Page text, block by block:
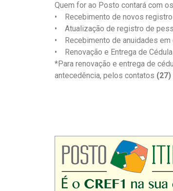
Quem for ao Posto contará com
• Recebimento de novos
• Atualização de registro de
• Recebimento de anuidades em
• Renovação e Entrega de
*Para renovação e entrega de
antecedência, pelos contatos (27)